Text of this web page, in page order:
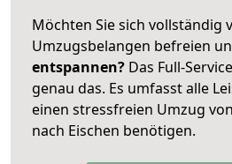
Möchten Sie sich vollständig
Umzugsbelangen befreien
entspannen? Das Full-
genau das. Es umfasst alle
einen stressfreien Umzug
nach Eischen benötigen.